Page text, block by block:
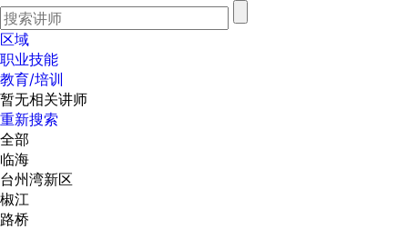
区域
职业技能
教育/培训
暂无相关讲师
重新搜索
全部
临海
台州湾新区
椒江
路桥